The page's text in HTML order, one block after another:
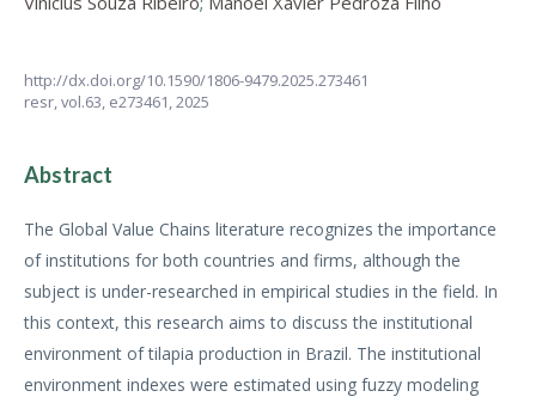
http://dx.doi.org/10.1590/1806-9479.2025.273461
resr,vol.63, e273461, 2025
Abstract
The Global Value Chains literature recognizes the importance
of institutions for both countries and firms, although the
subject is under-researched in empirical studies in the field. In
this context, this research aims to discuss the institutional
environment of tilapia production in Brazil. The institutional
environment indexes were estimated using fuzzy modeling